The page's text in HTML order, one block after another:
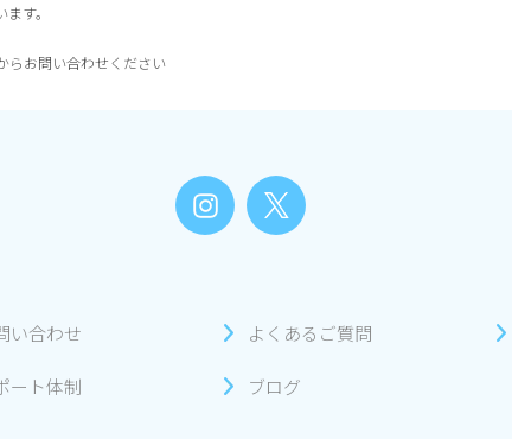
す。
らお問い合わせください
い合わせ よくあるご質問
ート体制 ブログ